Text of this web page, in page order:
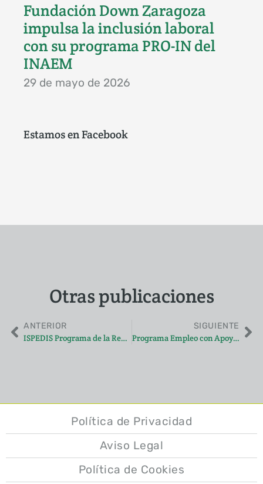
Fundación Down Zaragoza
impulsa la inclusión laboral
con su programa PRO-IN del
INAEM
29 de mayo de 2026
Estamos en Facebook
Otras publicaciones
ANTERIOR
ISPEDIS Programa de la Red de Integración Social de Personas con Discapacidad (ISPEDIS): 4 pilares de autonomía: Salud, Formación, Empleo y Vivienda.
SIGUIENTE
Programa Empleo con Apoyo AESE 2025
Política de Privacidad
Aviso Legal
Política de Cookies